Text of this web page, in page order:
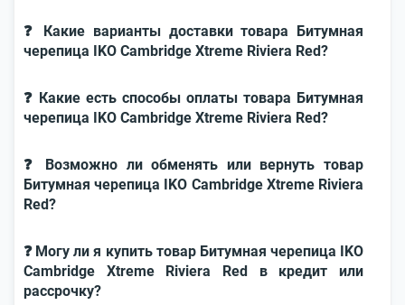
❓ Какие варианты доставки товара Битумная
черепица IKO Cambridge Xtreme Riviera Red?
❓ Какие есть способы оплаты товара Битумная
черепица IKO Cambridge Xtreme Riviera Red?
❓ Возможно ли обменять или вернуть товар
Битумная черепица IKO Cambridge Xtreme Riviera
Red?
❓ Могу ли я купить товар Битумная черепица IKO
Cambridge Xtreme Riviera Red в кредит или
рассрочку?